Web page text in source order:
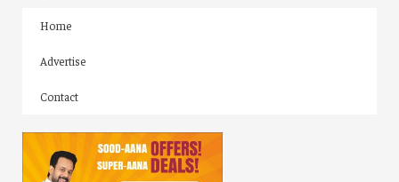
Home
Advertise
Contact